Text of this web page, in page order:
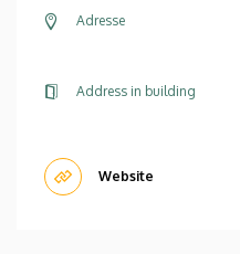
Adresse
Address in building
Website